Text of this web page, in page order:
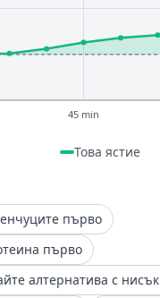
45 min
Това ястие
първо
първо
алтернатива с